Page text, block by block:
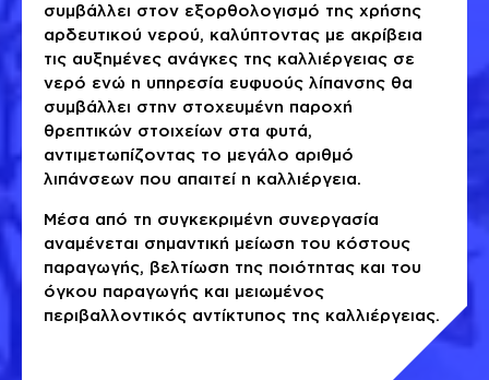
συμβάλλει στον εξορθολογισμό της χρήσης
αρδευτικού νερού, καλύπτοντας με ακρίβεια
τις αυξημένες ανάγκες της καλλιέργειας σε
νερό ενώ η υπηρεσία ευφυούς λίπανσης θα
συμβάλλει στην στοχευμένη παροχή
θρεπτικών στοιχείων στα φυτά,
αντιμετωπίζοντας το μεγάλο αριθμό
λιπάνσεων που απαιτεί η καλλιέργεια.
Μέσα από τη συγκεκριμένη συνεργασία
αναμένεται σημαντική μείωση του κόστους
παραγωγής, βελτίωση της ποιότητας και του
όγκου παραγωγής και μειωμένος
περιβαλλοντικός αντίκτυπος της καλλιέργειας.